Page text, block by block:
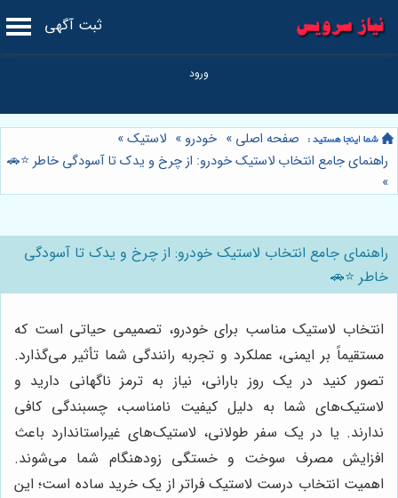
ثبت آگهی
صفحه اصلی » خودرو » لاستیک»
راهنمای جامع انتخاب لاستیک خودرو: از چرخ و یدک تا آسودگی خاطر ⭐️🚗
»
راهنمای جامع انتخاب لاستیک خودرو: از چرخ و یدک تا آسودگی
خاطر ⭐️🚗
انتخاب لاستیک مناسب برای خودرو، تصمیمی حیاتی است که
مستقیماً بر ایمنی، عملکرد و تجربه رانندگی شما تأثیر می‌گذارد.
تصور کنید در یک روز بارانی، نیاز به ترمز ناگهانی دارید و
لاستیک‌های شما به دلیل کیفیت نامناسب، چسبندگی کافی
ندارند. یا در یک سفر طولانی، لاستیک‌های غیراستاندارد باعث
افزایش مصرف سوخت و خستگی زودهنگام شما می‌شوند.
اهمیت انتخاب درست لاستیک فراتر از یک خرید ساده است؛ این